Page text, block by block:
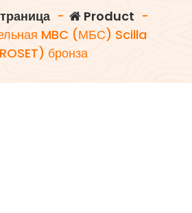
- Product -
MBC (МБС) Scilla
бронза